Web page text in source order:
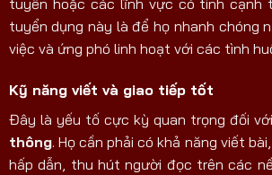
tuyến hoặc các lĩnh vực có tính cạnh
tuyển dụng này là để họ nhanh chóng
việc và ứng phó linh hoạt với các tình
Kỹ năng viết và giao tiếp tốt
Đây là yếu tố cực kỳ quan trọng đối
thông. Họ cần phải có khả năng viết
hấp dẫn, thu hút người đọc trên các